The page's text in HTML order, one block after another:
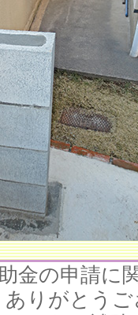
金の申請に
りがとう